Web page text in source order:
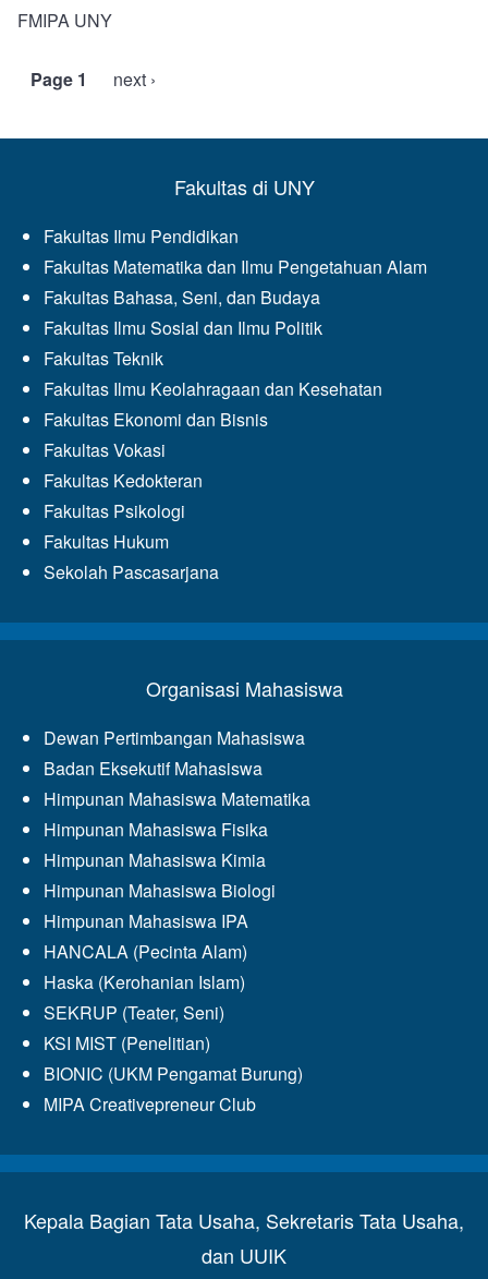
FMIPA UNY
Pagination
Page 1
Next
next ›
Fakultas di UNY
Fakultas Ilmu Pendidikan
Fakultas Matematika dan Ilmu Pengetahuan Alam
Fakultas Bahasa, Seni, dan Budaya
Fakultas Ilmu Sosial dan Ilmu Politik
Fakultas Teknik
Fakultas Ilmu Keolahragaan dan Kesehatan
Fakultas Ekonomi dan Bisnis
Fakultas Vokasi
Fakultas Kedokteran
Fakultas Psikologi
Fakultas Hukum
Sekolah Pascasarjana
Organisasi Mahasiswa
Dewan Pertimbangan Mahasiswa
Badan Eksekutif Mahasiswa
Himpunan Mahasiswa Matematika
Himpunan Mahasiswa Fisika
Himpunan Mahasiswa Kimia
Himpunan Mahasiswa Biologi
Himpunan Mahasiswa IPA
HANCALA (Pecinta Alam)
Haska (Kerohanian Islam)
SEKRUP (Teater, Seni)
KSI MIST (Penelitian)
BIONIC (UKM Pengamat Burung)
MIPA Creativepreneur Club
Kepala Bagian Tata Usaha, Sekretaris Tata Usaha,
dan UUIK